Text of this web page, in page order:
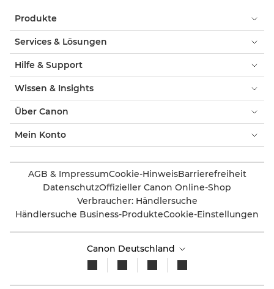
Produkte
Services & Lösungen
Hilfe & Support
Wissen & Insights
Über Canon
Mein Konto
AGB & ImpressumCookie-HinweisBarrierefreiheit
DatenschutzOffizieller Canon Online-Shop
Verbraucher: Händlersuche
Händlersuche Business-ProdukteCookie-Einstellungen
Canon Deutschland